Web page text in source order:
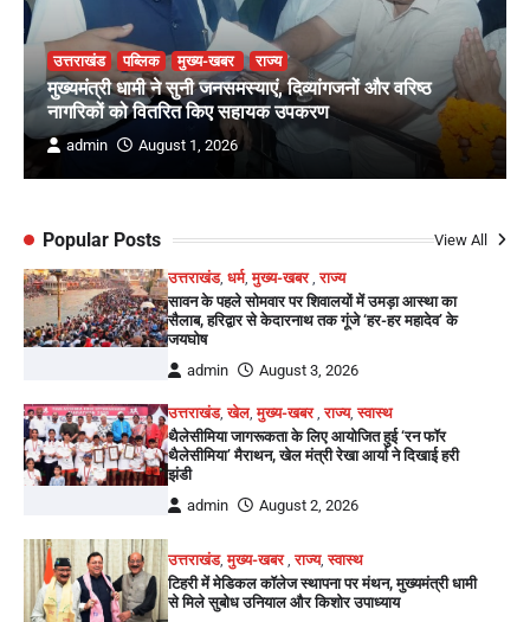
उत्तराखंड पब्लिक मुख्य-खबर राज्य
मुख्यमंत्री धामी ने सुनी जनसमस्याएं, दिव्यांगजनों और वरिष्ठ
नागरिकों को वितरित किए सहायक उपकरण
admin August 1, 2026
Popular Posts View All
उत्तराखंड,धर्म,मुख्य-खबर,राज्य
सावन के पहले सोमवार पर शिवालयों में उमड़ा आस्था का
सैलाब, हरिद्वार से केदारनाथ तक गूंजे ‘हर-हर महादेव’ के
जयघोष
admin
August 3, 2026
उत्तराखंड,खेल,मुख्य-खबर,राज्य,स्वास्थ
थैलेसीमिया जागरूकता के लिए आयोजित हुई ‘रन फॉर
थैलेसीमिया’ मैराथन, खेल मंत्री रेखा आर्या ने दिखाई हरी
झंडी
admin
August 2, 2026
उत्तराखंड,मुख्य-खबर ,राज्य,स्वास्थ
टिहरी में मेडिकल कॉलेज स्थापना पर मंथन, मुख्यमंत्री धामी
से मिले सुबोध उनियाल और किशोर उपाध्याय